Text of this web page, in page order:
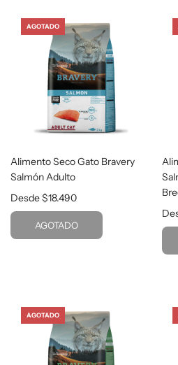
AGOTADO
Alimento Seco Gato Bravery
Salmón Adulto
Desde$18.490
AGOTADO
AGOTADO